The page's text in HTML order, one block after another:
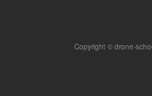
Copyright © drone-